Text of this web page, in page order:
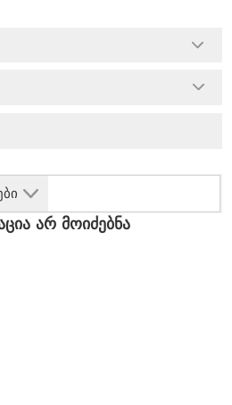
არ მოიძებნა